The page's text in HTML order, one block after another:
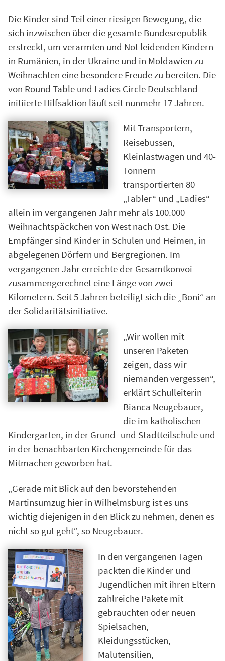
Die Kinder sind Teil einer riesigen Bewegung, die
sich inzwischen über die gesamte Bundesrepublik
erstreckt, um verarmten und Not leidenden Kindern
in Rumänien, in der Ukraine und in Moldawien zu
Weihnachten eine besondere Freude zu bereiten. Die
von Round Table und Ladies Circle Deutschland
initiierte Hilfsaktion läuft seit nunmehr 17 Jahren.
Mit Transportern,
Reisebussen,
Kleinlastwagen und 40-
Tonnern
transportierten 80
„Tabler“ und „Ladies“
allein im vergangenen Jahr mehr als 100.000
Weihnachtspäckchen von West nach Ost. Die
Empfänger sind Kinder in Schulen und Heimen, in
abgelegenen Dörfern und Bergregionen. Im
vergangenen Jahr erreichte der Gesamtkonvoi
zusammengerechnet eine Länge von zwei
Kilometern. Seit 5 Jahren beteiligt sich die „Boni“ an
der Solidaritätsinitiative.
„Wir wollen mit
unseren Paketen
zeigen, dass wir
niemanden vergessen“,
erklärt Schulleiterin
Bianca Neugebauer,
die im katholischen
Kindergarten, in der Grund- und Stadtteilschule und
in der benachbarten Kirchengemeinde für das
Mitmachen geworben hat.
„Gerade mit Blick auf den bevorstehenden
Martinsumzug hier in Wilhelmsburg ist es uns
wichtig diejenigen in den Blick zu nehmen, denen es
nicht so gut geht“, so Neugebauer.
In den vergangenen Tagen
packten die Kinder und
Jugendlichen mit ihren Eltern
zahlreiche Pakete mit
gebrauchten oder neuen
Spielsachen,
Kleidungsstücken,
Malutensilien,